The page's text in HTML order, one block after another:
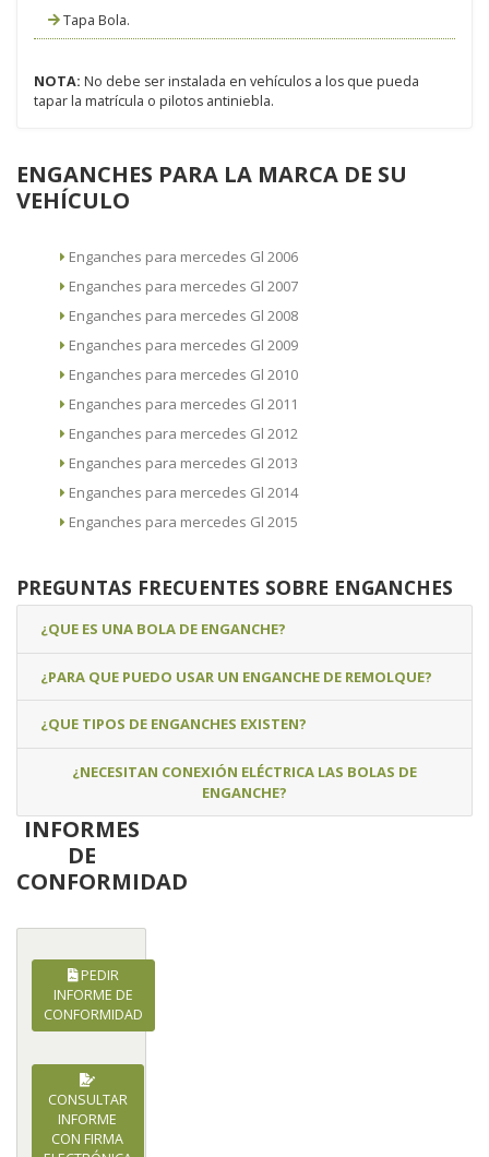
Tapa Bola.
NOTA: No debe ser instalada en vehículos a los que pueda
tapar la matrícula o pilotos antiniebla.
ENGANCHES PARA LA MARCA DE SU
VEHÍCULO
Enganches para mercedes Gl 2006
Enganches para mercedes Gl 2007
Enganches para mercedes Gl 2008
Enganches para mercedes Gl 2009
Enganches para mercedes Gl 2010
Enganches para mercedes Gl 2011
Enganches para mercedes Gl 2012
Enganches para mercedes Gl 2013
Enganches para mercedes Gl 2014
Enganches para mercedes Gl 2015
PREGUNTAS FRECUENTES SOBRE ENGANCHES
¿QUE ES UNA BOLA DE ENGANCHE?
¿PARA QUE PUEDO USAR UN ENGANCHE DE REMOLQUE?
¿QUE TIPOS DE ENGANCHES EXISTEN?
¿NECESITAN CONEXIÓN ELÉCTRICA LAS BOLAS DE
ENGANCHE?
INFORMES
DE
CONFORMIDAD
PEDIR
INFORME DE
CONFORMIDAD
CONSULTAR
INFORME
CON FIRMA